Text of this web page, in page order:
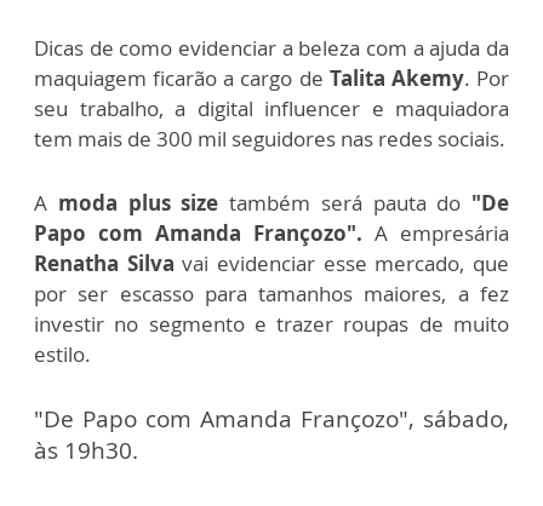
Dicas de como evidenciar a beleza com a ajuda da
maquiagem ficarão a cargo de Talita Akemy. Por
seu trabalho, a digital influencer e maquiadora
tem mais de 300 mil seguidores nas redes sociais.
A moda plus size também será pauta do "De
Papo com Amanda Françozo". A empresária
Renatha Silvavai evidenciar esse mercado, que
por ser escasso para tamanhos maiores, a fez
investir no segmento e trazer roupas de muito
estilo.
"De Papo com Amanda Françozo", sábado,
às 19h30.